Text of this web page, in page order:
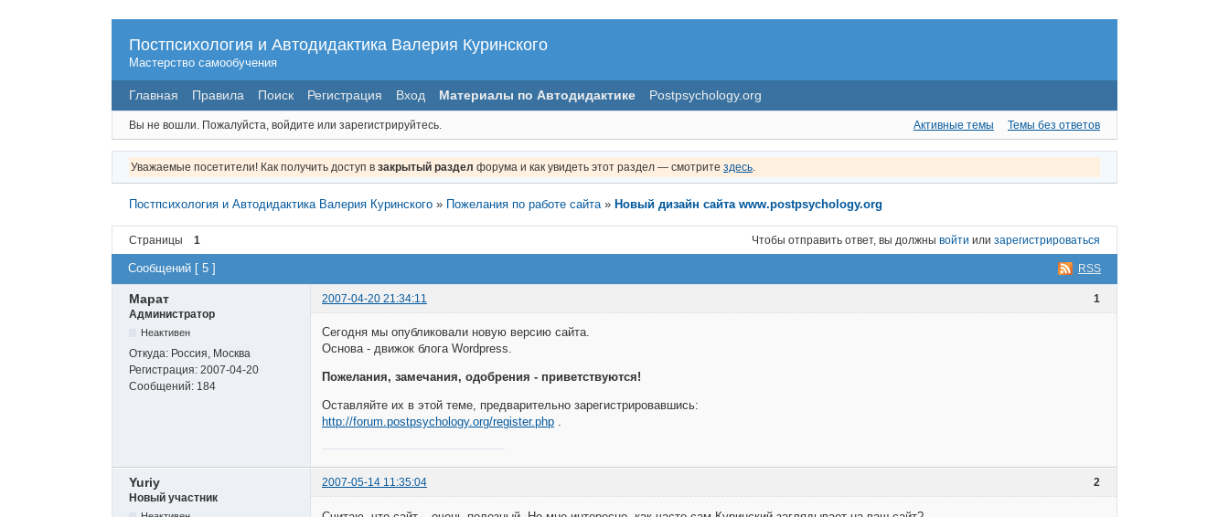
Постпсихология и Автодидактика Валерия Куринского
Мастерство самообучения
Главная Правила Поиск Регистрация Вход Материалы по Автодидактике Postpsychology.org
Вы не вошли. Пожалуйста, войдите или зарегистрируйтесь. Активные темы Темы без ответов
Уважаемые посетители! Как получить доступ в закрытый раздел форума и как увидеть этот раздел — смотрите здесь
Постпсихология и Автодидактика Валерия Куринского » Пожелания по работе сайта » Новый дизайн сайта www.postpsychology.org
Страницы 1 Чтобы отправить ответ, вы должны войти или зарегистрироваться
RSS
Сообщений [ 5 ]
1
Марат
2007-04-20 21:34:11
Администратор
Неактивен
Откуда: Россия, Москва
Регистрация: 2007-04-20
Сообщений: 184
Сегодня мы опубликовали новую версию сайта.
Основа - движок блога Wordpress.
Пожелания, замечания, одобрения - приветствуются!
Оставляйте их в этой теме, предварительно зарегистрировавшись:
http://forum.postpsychology.org/register.php .
2
Yuriy
2007-05-14 11:35:04
Новый участник